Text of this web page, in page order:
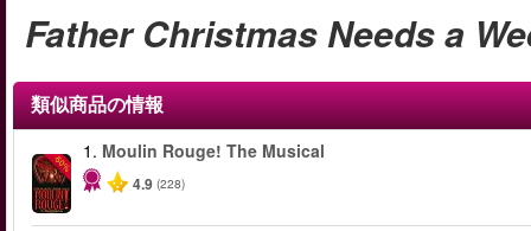
Father Christmas Needs a
類似商品の情報
-50%
1. Moulin Rouge! The Musical
4.9 (228)